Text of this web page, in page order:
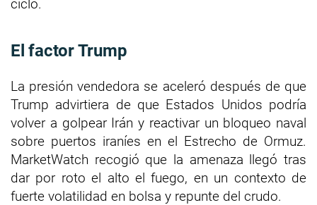
ciclo.
El factor Trump
La presión vendedora se aceleró después de que
Trump advirtiera de que Estados Unidos podría
volver a golpear Irán y reactivar un bloqueo naval
sobre puertos iraníes en el Estrecho de Ormuz.
MarketWatch recogió que la amenaza llegó tras
dar por roto el alto el fuego, en un contexto de
fuerte volatilidad en bolsa y repunte del crudo.